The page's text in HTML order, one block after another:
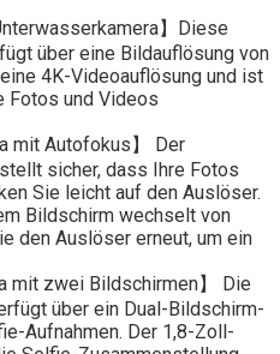
】Diese
über eine Bildauflösung von
4K-Videoauflösung und ist
Fotos und Videos
mit Autofokus】 Der
sicher, dass Ihre Fotos
Sie leicht auf den Auslöser.
Bildschirm wechselt von
den Auslöser erneut, um ein
mit zwei Bildschirmen】 Die
über ein Dual-Bildschirm-
Aufnahmen. Der 1,8-Zoll-